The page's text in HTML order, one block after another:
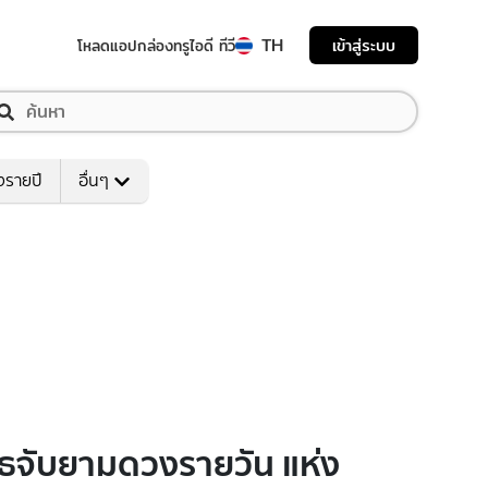
โหลดแอปกล่องทรูไอดี ทีวี TH เข้าสู่ระบบ
ายปี อื่นๆ
บยามดวงรายวัน แห่ง